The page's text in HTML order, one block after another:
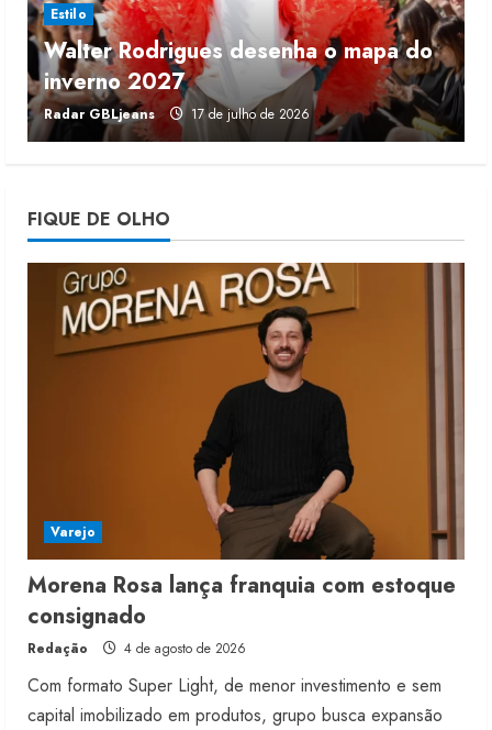
4
Fakini prevê R$345 milhões de
receita em 2026
4 de agosto de 2026
5
Projeto testa passaporte digital na
moda nacional
4 de agosto de 2026
Estilo
Walter Rodrigues desenha o mapa do
inverno 2027
Radar GBLjeans 17 de julho de 2026
FIQUE DE OLHO
Varejo
Morena Rosa lança franquia com estoque
consignado
Redação 4 de agosto de 2026
Com formato Super Light, de menor investimento e sem
capital imobilizado em produtos, grupo busca expansão